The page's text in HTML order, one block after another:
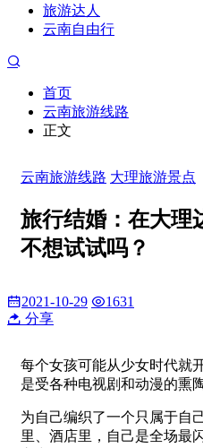
旅游达人
云南自由行
首页
云南旅游线路
正文
云南旅游线路 大理旅游景点
旅行结婚：在大理
不想试试吗？
2021-10-29
1631
分享
每个女孩可能从少女时代就
是受各种电视剧和动漫的熏陶
为自己编织了一个只属于自
里、酒店里，自己是全场最